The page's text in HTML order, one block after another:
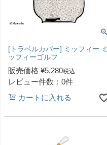
[トラベルカバー] ミッフィー ミ
ッフィーゴルフ
販売価格 ¥5,280税込
レビュー件数：0件
カートに入れる